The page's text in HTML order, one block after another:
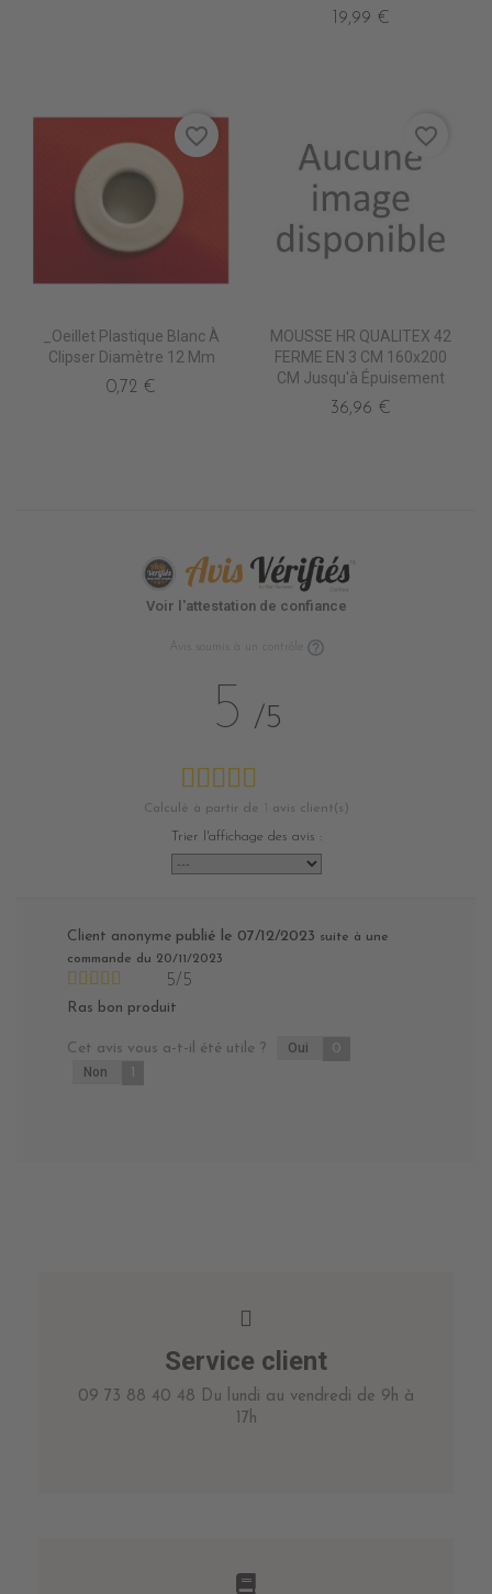
19,99 €
_Oeillet Plastique Blanc À
Clipser Diamètre 12 Mm
0,72 €
favorite_border
MOUSSE HR QUALITEX 42
FERME EN 3 CM 160x200
CM Jusqu'à Épuisement
36,96 €
favorite_border
Voir l'attestation de confiance
Avis soumis à un contrôle
5 /5
Calculé à partir de avis client(s)
Trier l'affichage des avis :
Client anonyme publié le 07/12/2023 suite à une
commande du 20/11/2023
5/5
Ras bon produit
Cet avis vous a-t-il été utile ? Oui 0
Non
Service client
09 73 88 40 48 Du lundi au vendredi de 9h à
17h